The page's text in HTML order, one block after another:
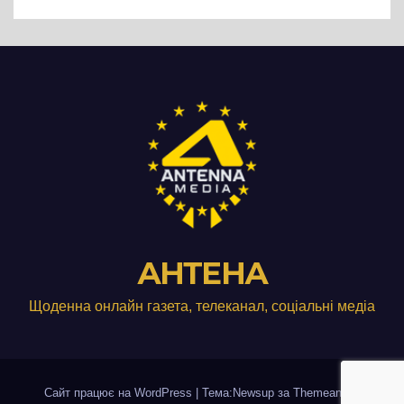
АНТЕНА
Щоденна онлайн газета, телеканал, соціальні медіа
Сайт працює на WordPress Тема:Newsup за Themeansar